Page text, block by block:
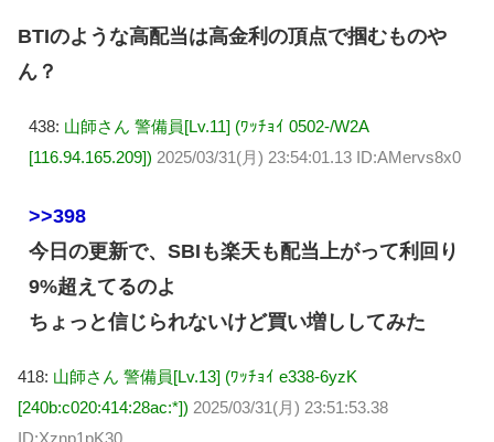
BTIのような高配当は高金利の頂点で掴むものや
ん？
438: 山師さん 警備員[Lv.11] (ﾜｯﾁｮｲ 0502-/W2A
[116.94.165.209]) 2025/03/31(月) 23:54:01.13 ID:AMervs8x0
>>398
今日の更新で、SBIも楽天も配当上がって利回り
9%超えてるのよ
ちょっと信じられないけど買い増ししてみた
418: 山師さん 警備員[Lv.13] (ﾜｯﾁｮｲ e338-6yzK
[240b:c020:414:28ac:*]) 2025/03/31(月) 23:51:53.38
ID:Xznp1pK30